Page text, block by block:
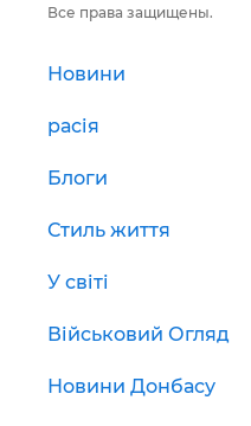
Все права защищены.
Новини
расія
Блоги
Стиль життя
У світі
Військовий Огляд
Новини Донбасу